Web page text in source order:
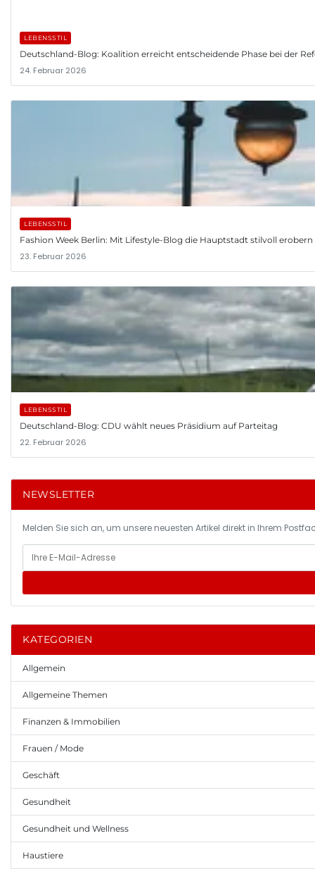
LEBENSSTIL
Deutschland-Blog: Koalition erreicht entscheidende Phase bei der
24. Februar 2026
LEBENSSTIL
Fashion Week Berlin: Mit Lifestyle-Blog die Hauptstadt stilvoll erobern
23. Februar 2026
LEBENSSTIL
Deutschland-Blog: CDU wählt neues Präsidium auf Parteitag
22. Februar 2026
NEWSLETTER
Melden Sie sich an, um unsere neuesten Artikel direkt in Ihrem
KATEGORIEN
Allgemein
Allgemeine Themen
Finanzen & Immobilien
Frauen / Mode
Geschäft
Gesundheit
Gesundheit und Wellness
Haustiere